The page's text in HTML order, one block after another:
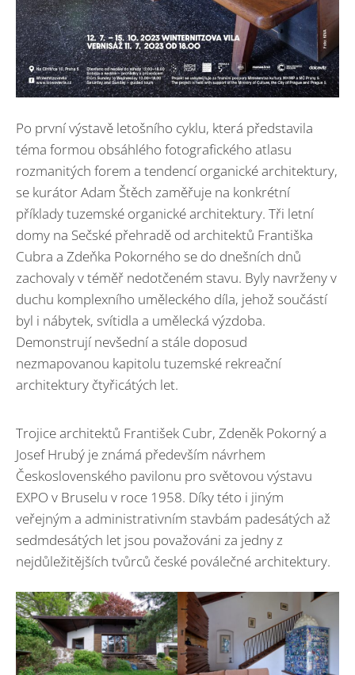
Po první výstavě letošního cyklu, která představila
téma formou obsáhlého fotografického atlasu
rozmanitých forem a tendencí organické architektury,
se kurátor Adam Štěch zaměřuje na konkrétní
příklady tuzemské organické architektury. Tři letní
domy na Sečské přehradě od architektů Františka
Cubra a Zdeňka Pokorného se do dnešních dnů
zachovaly v téměř nedotčeném stavu. Byly navrženy v
duchu komplexního uměleckého díla, jehož součástí
byl i nábytek, svítidla a umělecká výzdoba.
Demonstrují nevšední a stále doposud
nezmapovanou kapitolu tuzemské rekreační
architektury čtyřicátých let.
Trojice architektů František Cubr, Zdeněk Pokorný a
Josef Hrubý je známá především návrhem
Československého pavilonu pro světovou výstavu
EXPO v Bruselu v roce 1958. Díky této i jiným
veřejným a administrativním stavbám padesátých až
sedmdesátých let jsou považováni za jedny z
nejdůležitějších tvůrců české poválečné architektury.